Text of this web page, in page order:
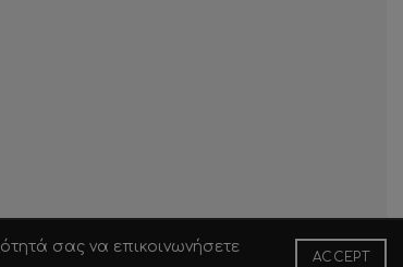
σας να επικοινωνήσετε
ACCEPT